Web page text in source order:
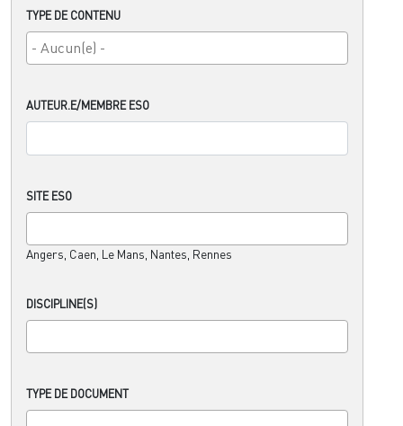
TYPE DE CONTENU
AUTEUR.E/MEMBRE ESO
SITE ESO
Angers, Caen, Le Mans, Nantes, Rennes
DISCIPLINE(S)
TYPE DE DOCUMENT